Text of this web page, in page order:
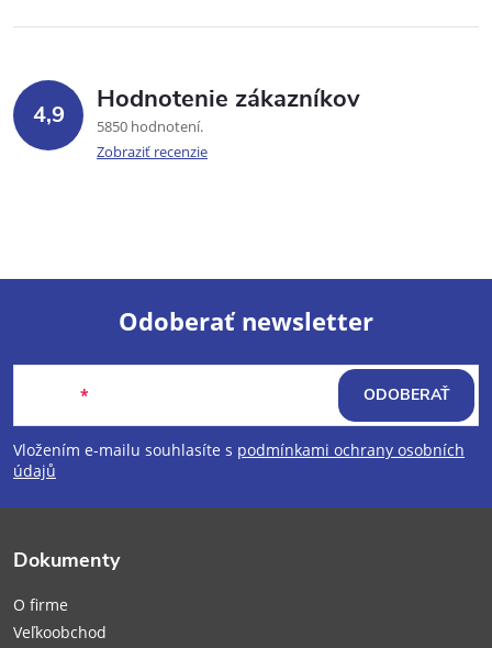
4,9 Hodnotenie zákazníkov
5850 hodnotení
Zobraziť recenzie
Z
á
p
Odoberať newsletter
Vložením e-mailu souhlasíte s podmínkami ochrany osobních
údajů
ODOBERAŤ
Dokumenty
O firme
Veľkoobchod